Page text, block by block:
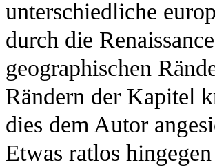
unterschiedliche
durch die
geographischen
Rändern der Kapitel
dies dem Autor
Etwas ratlos